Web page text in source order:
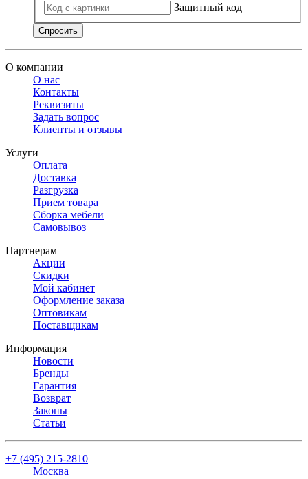
Защитный код
Спросить
О компании
О нас
Контакты
Реквизиты
Задать вопрос
Клиенты и отзывы
Услуги
Оплата
Доставка
Разгрузка
Прием товара
Сборка мебели
Самовывоз
Партнерам
Акции
Скидки
Мой кабинет
Оформление заказа
Оптовикам
Поставщикам
Информация
Новости
Бренды
Гарантия
Возврат
Законы
Статьи
+7 (495) 215-2810
Москва